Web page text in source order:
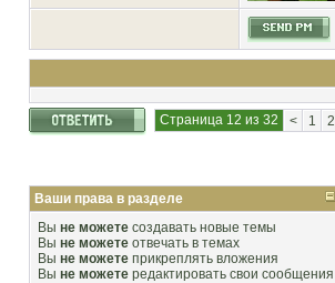
Страница 12 из 32 < 1 2
Ваши права в разделе
Вы не можете создавать новые темы
Вы не можете отвечать в темах
Вы не можете прикреплять вложения
Вы не можете редактировать свои сообщения